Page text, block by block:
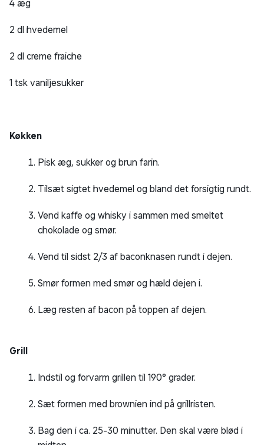
4 æg
2 dl hvedemel
2 dl creme fraiche
1 tsk vaniljesukker
Køkken
Pisk æg, sukker og brun farin.
Tilsæt sigtet hvedemel og bland det forsigtig rundt.
Vend kaffe og whisky i sammen med smeltet
chokolade og smør.
Vend til sidst 2/3 af baconknasen rundt i dejen.
Smør formen med smør og hæld dejen i.
Læg resten af bacon på toppen af dejen.
Grill
Indstil og forvarm grillen til 190° grader.
Sæt formen med brownien ind på grillristen.
Bag den i ca. 25-30 minutter. Den skal være blød i